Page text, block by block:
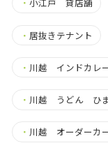
・ 小江戸 貸店舗
・ 居抜きテナント
・ 川越 インドカレ
・ 川越 うどん ひ
・ 川越 オーダーカ